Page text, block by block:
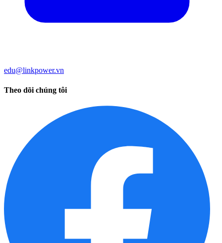
edu@linkpower.vn
Theo dõi chúng tôi